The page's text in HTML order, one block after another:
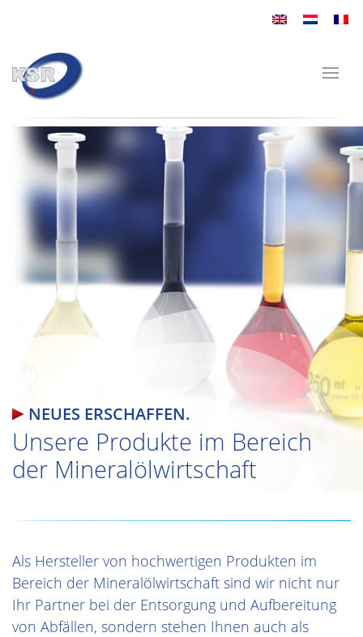
NEUES ERSCHAFFEN.
Unsere Produkte im Bereich
der Mineralölwirtschaft
Als Hersteller von hochwertigen Produkten im
Bereich der Mineralölwirtschaft sind wir nicht nur
Ihr Partner bei der Entsorgung und Aufbereitung
von Abfällen, sondern stehen Ihnen auch als